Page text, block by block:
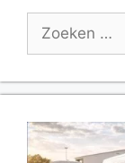
naar: